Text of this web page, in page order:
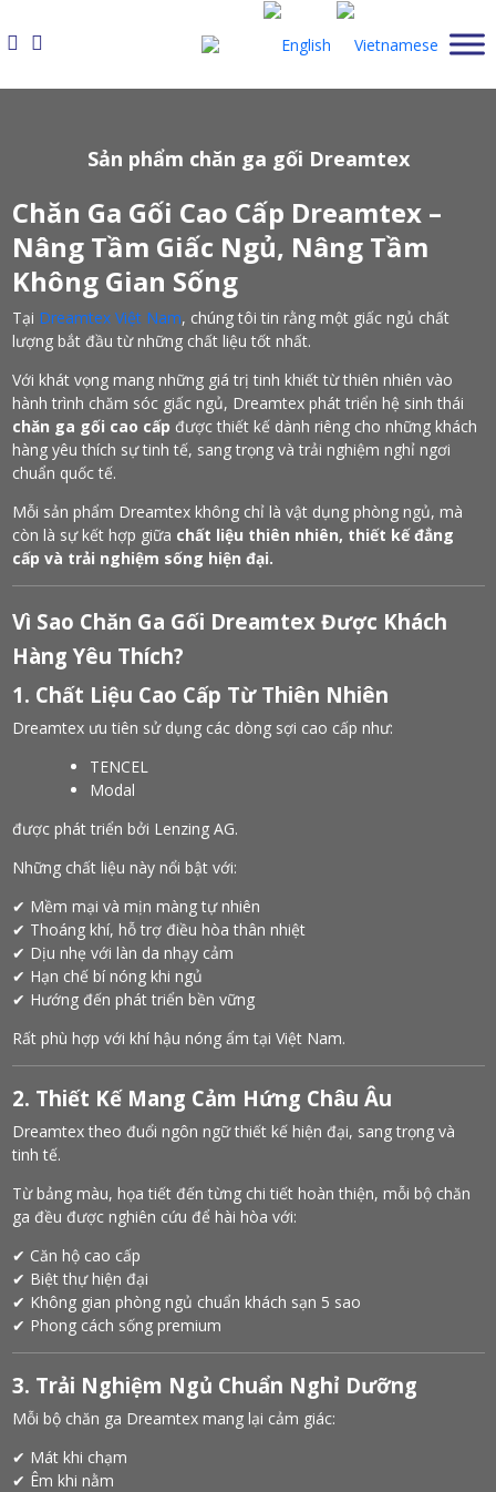
to
content
Sản phẩm chăn ga gối Dreamtex
Chăn Ga Gối Cao Cấp Dreamtex –
Nâng Tầm Giấc Ngủ, Nâng Tầm
Không Gian Sống
Tại Dreamtex Việt Nam, chúng tôi tin rằng một giấc ngủ chất
lượng bắt đầu từ những chất liệu tốt nhất.
Với khát vọng mang những giá trị tinh khiết từ thiên nhiên vào
hành trình chăm sóc giấc ngủ, Dreamtex phát triển hệ sinh thái
chăn ga gối cao cấp được thiết kế dành riêng cho những khách
hàng yêu thích sự tinh tế, sang trọng và trải nghiệm nghỉ ngơi
chuẩn quốc tế.
Mỗi sản phẩm Dreamtex không chỉ là vật dụng phòng ngủ, mà
còn là sự kết hợp giữa chất liệu thiên nhiên, thiết kế đẳng
cấp và trải nghiệm sống hiện đại.
Vì Sao Chăn Ga Gối Dreamtex Được Khách
Hàng Yêu Thích?
1. Chất Liệu Cao Cấp Từ Thiên Nhiên
Dreamtex ưu tiên sử dụng các dòng sợi cao cấp như:
TENCEL
Modal
được phát triển bởi Lenzing AG.
Những chất liệu này nổi bật với:
✔ Mềm mại và mịn màng tự nhiên
✔ Thoáng khí, hỗ trợ điều hòa thân nhiệt
✔ Dịu nhẹ với làn da nhạy cảm
✔ Hạn chế bí nóng khi ngủ
✔ Hướng đến phát triển bền vững
Rất phù hợp với khí hậu nóng ẩm tại Việt Nam.
2. Thiết Kế Mang Cảm Hứng Châu Âu
Dreamtex theo đuổi ngôn ngữ thiết kế hiện đại, sang trọng và
tinh tế.
Từ bảng màu, họa tiết đến từng chi tiết hoàn thiện, mỗi bộ chăn
ga đều được nghiên cứu để hài hòa với:
✔ Căn hộ cao cấp
✔ Biệt thự hiện đại
✔ Không gian phòng ngủ chuẩn khách sạn 5 sao
✔ Phong cách sống premium
3. Trải Nghiệm Ngủ Chuẩn Nghỉ Dưỡng
Mỗi bộ chăn ga Dreamtex mang lại cảm giác:
✔ Mát khi chạm
✔ Êm khi nằm